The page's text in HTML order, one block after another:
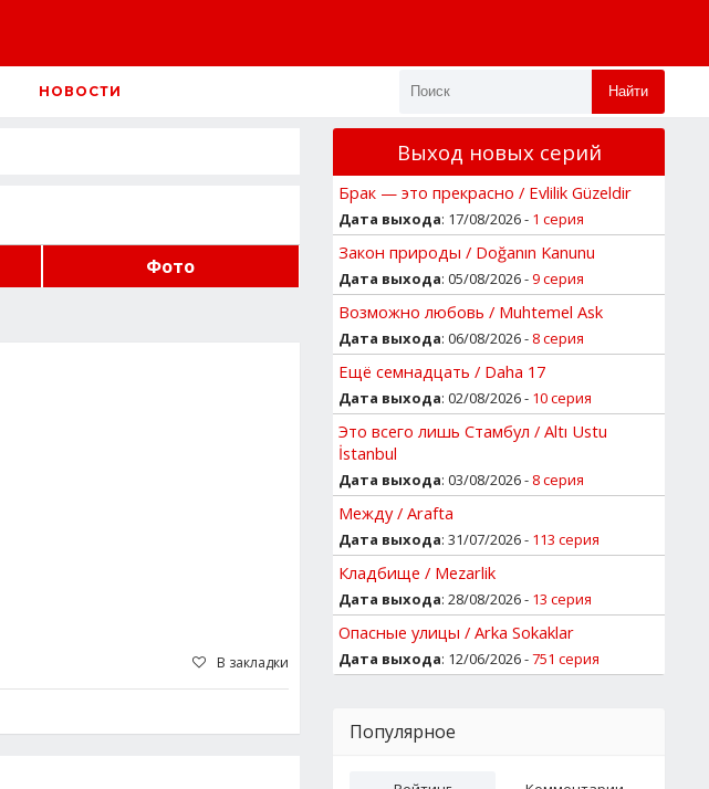
НОВОСТИ Найти
Фото
В закладки
Выход новых серий
Брак — это прекрасно / Evlilik Güzeldir
Дата выхода: 17/08/2026 - 1 серия
Закон природы / Doğanın Kanunu
Дата выхода: 05/08/2026 -9 серия
Возможно любовь / Muhtemel Ask
Дата выхода: 06/08/2026 - 8 серия
Ещё семнадцать / Daha 17
Дата выхода: 02/08/2026 - 10 серия
Это всего лишь Стамбул / Altı Ustu
İstanbul
Дата выхода: 03/08/2026 - 8 серия
Между / Arafta
Дата выхода: 31/07/2026 - 113 серия
Кладбище / Mezarlik
Дата выхода: 28/08/2026 - 13 серия
Опасные улицы / Arka Sokaklar
Дата выхода: 12/06/2026 -751 серия
Популярное